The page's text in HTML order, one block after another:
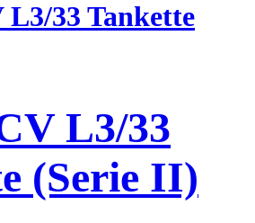
L3/33
(Serie II)